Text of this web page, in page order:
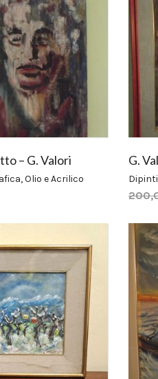
– G. Valori
,Olio e Acrilico
G.